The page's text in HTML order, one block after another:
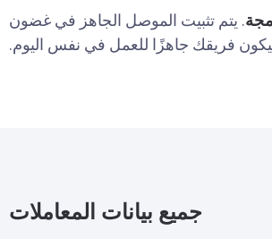
. يتم تثبيت الموصل الجاهز في غضون
فريقك جاهزًا للعمل في نفس اليوم.
جميع بيانات المعاملات